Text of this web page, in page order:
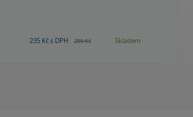
235 Kčs DPH 299 Kč Skladem